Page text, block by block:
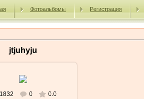
Фотоальбомы Регистрация
jtjuhyju
1832 0 0.0